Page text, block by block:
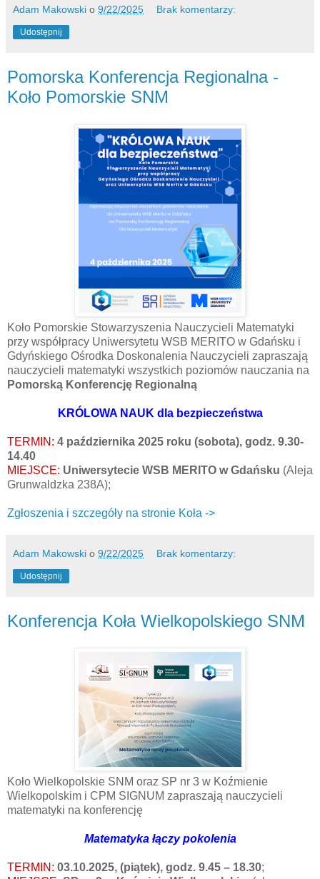
Adam Makowski o 9/22/2025 Brak komentarzy:
Udostępnij
Pomorska Konferencja Regionalna -
Koło Pomorskie SNM
Koło Pomorskie Stowarzyszenia Nauczycieli Matematyki
przy współpracy Uniwersytetu WSB MERITO w Gdańsku i
Gdyńskiego Ośrodka Doskonalenia Nauczycieli zapraszają
nauczycieli matematyki wszystkich poziomów nauczania na
Pomorską Konferencję Regionalną
KRÓLOWA NAUK dla bezpieczeństwa
TERMIN: 4 października 2025 roku (sobota), godz. 9.30-
14.40
MIEJSCE: Uniwersytecie WSB MERITO w Gdańsku (Aleja
Grunwaldzka 238A);
Zgłoszenia i szczegóły na stronie Koła ->
Adam Makowski o 9/22/2025 Brak komentarzy:
Udostępnij
Konferencja Koła Wielkopolskiego SNM
Koło Wielkopolskie SNM oraz SP nr 3 w Koźmienie
Wielkopolskim i CPM SIGNUM zapraszają nauczycieli
matematyki na konferencję
Matematyka łączy pokolenia
TERMIN: 03.10.2025, (piątek), godz. 9.45 – 18.30;